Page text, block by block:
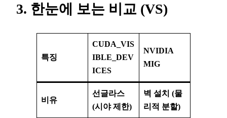
3. 한눈에 보는 비교 (VS)
특징
CUDA_VIS
IBLE_DEV
ICES
NVIDIA
MIG
비유
선글라스
(시야 제한)
벽 설치 (물
리적 분할)